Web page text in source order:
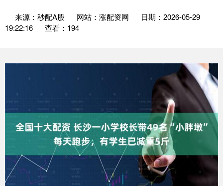
来源：秒配A股 网站：涨配资网
日期：2026-05-29
19:22:16
查看：194